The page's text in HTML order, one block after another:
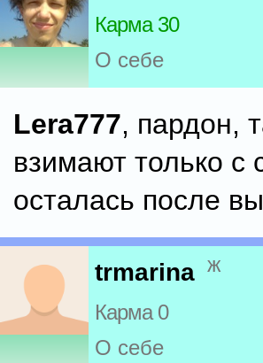
Карма 30
О себе
Lera777, пардон,
взимают только с
осталась после
trmarina ж
Карма 0
О себе